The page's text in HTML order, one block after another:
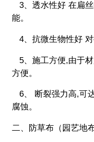
3、透水性好 在扁
能。
4、抗微生物性好 对
5、施工方便,由于
方便。
6、 断裂强力高,可
腐蚀。
二、防草布（园艺地